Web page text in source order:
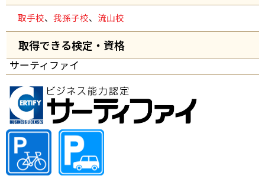
取手校、 我孫子校、 流山校
取得できる検定・資格
サーティファイ